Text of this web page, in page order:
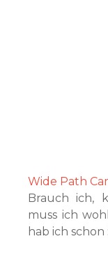
Wide Path
Brauch ich,
muss ich
hab ich schon